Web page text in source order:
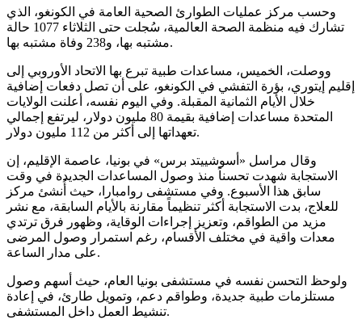
وحسب مركز عمليات الطوارئ الصحية العامة في الكونغو، الذي
تشارك فيه منظمة الصحة العالمية، سُجلت حتى الثلاثاء 1077 حالة
مشتبه بها، و238 وفاة مشتبه بها.
ووصلت، الخميس، مساعدات طبية تبرع بها الاتحاد الأوروبي إلى
إقليم إيتوري، بؤرة التفشي في الكونغو، على أن تصل دفعات إضافية
خلال الأيام الثمانية المقبلة. وفي اليوم نفسه، أعلنت الولايات
المتحدة مساعدات إضافية بقيمة 80 مليون دولار، ليرتفع إجمالي
تعهداتها إلى أكثر من 112 مليون دولار.
وقال مراسل «أسوشييتد برس» في بونيا، عاصمة الإقليم، إن
الاستجابة شهدت تحسناً منذ وصول المساعدات الجديدة في وقت
سابق هذا الأسبوع. وفي مستشفى روامبارا، حيث أُنشئ مركز
للعلاج، بدت الاستجابة أكثر تنظيماً مقارنة بالأيام السابقة، مع نشر
مزيد من الطواقم، وتعزيز إجراءات الوقاية، وظهور فرق ترتدي
معدات واقية في مختلف الأقسام، رغم استمرار وصول المرضى
على مدار الساعة.
ولوحظ التحسن نفسه في مستشفى بونيا العام، حيث أسهم وصول
مستلزمات طبية جديدة، وطواقم دعم، وتمويل طارئ، في إعادة
تنشيط العمل داخل المستشفى.